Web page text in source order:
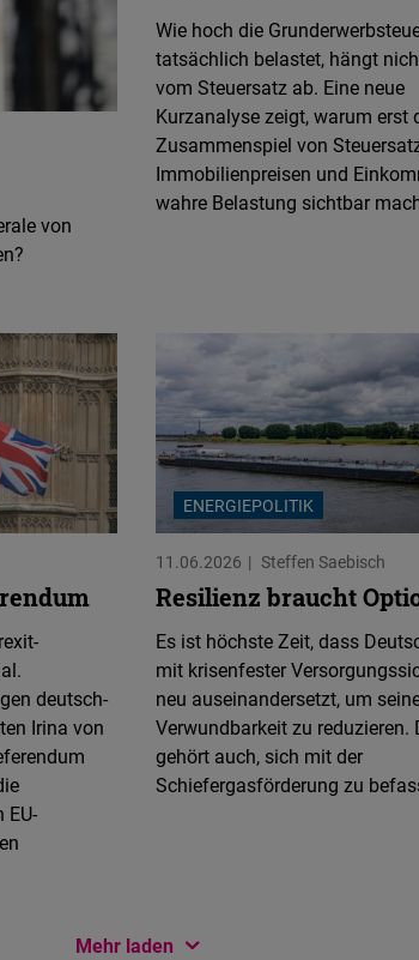
Die Lage auf dem
Wohneigentumspolitik in
Wird Wohneigentum
Zukunft der Innenstädte
von
Wie hoch die
tatsächlich belastet, hängt
vom Steuersatz ab. Eine neue
Kurzanalyse zeigt, warum erst
Zusammenspiel von
Immobilienpreisen und
wahre Belastung sichtbar
deutsch-
Irina von
EU-
ENERGIEPOLITIK
11.06.2026 Steffen Saebisch
Resilienz braucht
Es ist höchste Zeit, dass
mit krisenfester
neu auseinandersetzt, um
Verwundbarkeit zu reduzieren.
gehört auch, sich mit der
Schiefergasförderung zu
Mehr laden